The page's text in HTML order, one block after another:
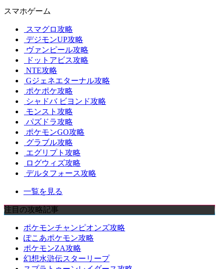
スマホゲーム
スマグロ攻略
デジモンUP攻略
ヴァンピール攻略
ドットアビス攻略
NTE攻略
Gジェネエターナル攻略
ポケポケ攻略
シャドバ ビヨンド攻略
モンスト攻略
パズドラ攻略
ポケモンGO攻略
グラブル攻略
エグリプト攻略
ログウィズ攻略
デルタフォース攻略
一覧を見る
注目の攻略記事
ポケモンチャンピオンズ攻略
ぽこあポケモン攻略
ポケモンZA攻略
幻想水滸伝スターリープ